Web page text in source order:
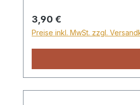
Regulärer Preis:
3,90 €
Preise inkl. MwSt. zzgl.